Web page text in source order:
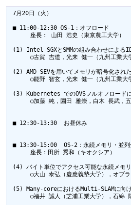
7月20日（火）
■ 11:00-12:30 OS-1：オフロード
座長： 山田 浩史（東京農工大学）
(1) Intel SGXとSMMの組み合わせによる
○古賀 吉道，光来 健一（九州工業大
(2) AMD SEVを用いてメモリが暗号化され
○能野 智玄，光来 健一（九州工業大
(3) Kubernetes でのOVSフルオフロード
○加藤 純，園田 雅崇，白木 長武，五
■ 12:30-13:30  お昼休み
■ 13:30-15:00  OS-2：永続メモリ・並列
座長：田所 秀和（キオクシア）
(4) バイト単位でアクセス可能な永続メモ
○大山 泰弘（慶應義塾大学），オブラン
(5) Many-coreにおけるMulti-SLAMに向け
○福井 誠人（芝浦工業大学），石綿 陽